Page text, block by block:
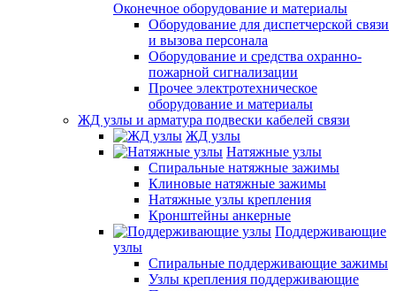
Оконечное оборудование и материалы
Оборудование для диспетчерской связи
и вызова персонала
Оборудование и средства охранно-
пожарной сигнализации
Прочее электротехническое
оборудование и материалы
ЖД узлы и арматура подвески кабелей связи
ЖД узлы
Натяжные узлы
Спиральные натяжные зажимы
Клиновые натяжные зажимы
Натяжные узлы крепления
Кронштейны анкерные
Поддерживающие
узлы
Спиральные поддерживающие зажимы
Узлы крепления поддерживающие